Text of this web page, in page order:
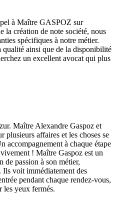
à Maître GASPOZ sur
la création de note société, nous
spécifiques à notre métier.
ainsi que de la disponibilité
un excellent avocat qui plus
Maître Alexandre Gaspoz et
plusieurs affaires et les choses se
accompagnement à chaque étape
! Maître Gaspoz est un
de passion à son métier,
Ils voit immédiatement des
pendant chaque rendez-vous,
les yeux fermés.